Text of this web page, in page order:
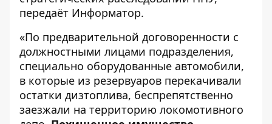
передаёт Информатор.
«По предварительной договоренности с
должностными лицами подразделения,
специально оборудованные автомобили,
в которые из резервуаров перекачивали
остатки дизтоплива, беспрепятственно
заезжали на территорию локомотивного